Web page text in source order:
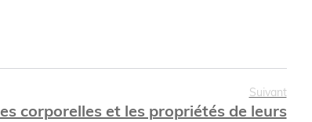
Suivant
corporelles et les propriétés de leurs